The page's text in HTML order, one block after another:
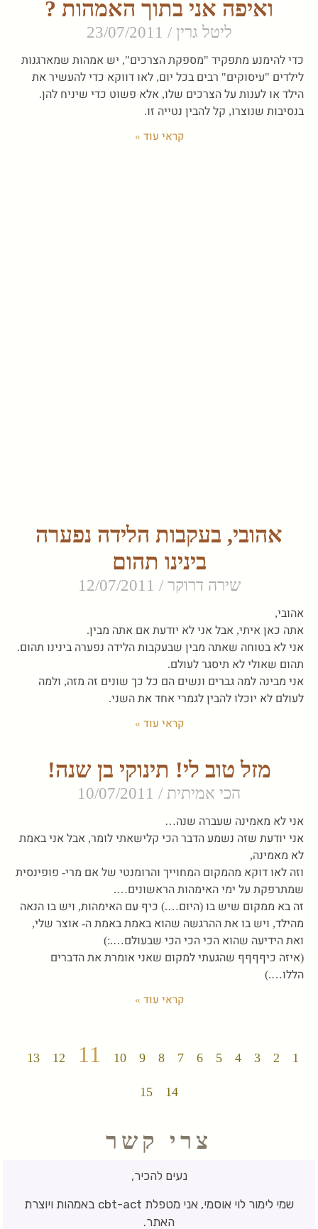
ואיפה אני בתוך האמהות ?
ליטל גרין
כדי להימנע מתפקיד "מספקת הצרכים", יש אמהות שמארגנות
לילדים "עיסוקים" רבים בכל יום, לאו דווקא כדי להעשיר את
הילד או לענות על הצרכים שלו, אלא פשוט כדי שיניח להן.
בנסיבות שנוצרו, קל להבין נטייה זו.
קראי עוד »
אהובי, בעקבות הלידה נפערה
בינינו תהום
שירה דרוקר
אהובי,
אתה כאן איתי, אבל אני לא יודעת אם אתה מבין.
אני לא בטוחה שאתה מבין שבעקבות הלידה נפערה בינינו תהום.
תהום שאולי לא תיסגר לעולם.
אני מבינה למה גברים ונשים הם כל כך שונים זה מזה, ולמה
לעולם לא יוכלו להבין לגמרי אחד את השני.
קראי עוד »
מזל טוב לי! תינוקי בן שנה!
הכי אמיתית
אני לא מאמינה שעברה שנה…
אני יודעת שזה נשמע הדבר הכי קלישאתי לומר, אבל אני באמת
לא מאמינה,
וזה לאו דוקא מהמקום המחוייך והרומנטי של אם מרי- פופינסית
שמתרפקת על ימי האימהות הראשונים….
זה בא ממקום שיש בו (היום….) כיף עם האימהות, ויש בו הנאה
מהילד, ויש בו את ההרגשה שהוא באמת באמת ה- אוצר שלי,
ואת הידיעה שהוא הכי הכי הכי שבעולם….:)
(איזה כיףףףף שהגעתי למקום שאני אומרת את הדברים
הללו….)
קראי עוד »
1
2
3
4
5
6
7
8
9
10
11
12
13
14
15
צרי קשר
נעים להכיר,
שמי לימור לוי אוסמי, אני מטפלת cbt-act באמהות ויוצרת
האתר.